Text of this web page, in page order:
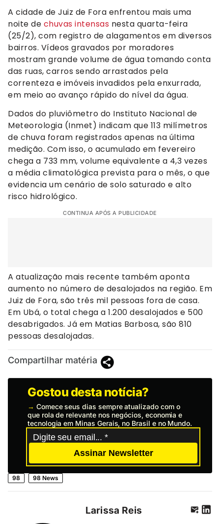
A cidade de Juiz de Fora enfrentou mais uma
noite de chuvas intensas nesta quarta-feira
(25/2), com registro de alagamentos em diversos
bairros. Vídeos gravados por moradores
mostram grande volume de água tomando conta
das ruas, carros sendo arrastados pela
correnteza e imóveis invadidos pela enxurrada,
em meio ao avanço rápido do nível da água.
Dados do pluviômetro do Instituto Nacional de
Meteorologia (Inmet) indicam que 113 milímetros
de chuva foram registrados apenas na última
medição. Com isso, o acumulado em fevereiro
chega a 733 mm, volume equivalente a 4,3 vezes
a média climatológica prevista para o mês, o que
evidencia um cenário de solo saturado e alto
risco hidrológico.
CONTINUA APÓS A PUBLICIDADE
A atualização mais recente também aponta
aumento no número de desalojados na região. Em
Juiz de Fora, são três mil pessoas fora de casa.
Em Ubá, o total chega a 1.200 desalojados e 500
desabrigados. Já em Matias Barbosa, são 810
pessoas desalojadas.
Compartilhar matéria
Gostou desta notícia?
→ Comece seus dias sempre atualizado com o
que rola de relevante nos negócios, economia e
tecnologia em Minas Gerais, no Brasil e no Mundo.
Assinar Newsletter
98 98 News
Larissa Reis